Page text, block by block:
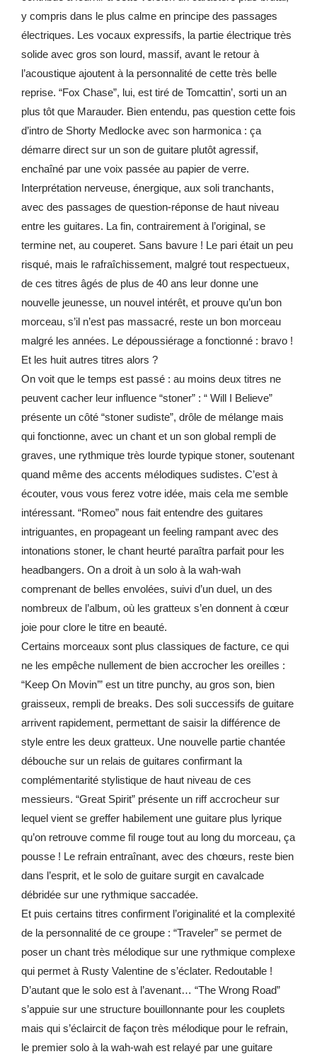
y compris dans le plus calme en principe des passages
électriques. Les vocaux expressifs, la partie électrique très
solide avec gros son lourd, massif, avant le retour à
l’acoustique ajoutent à la personnalité de cette très belle
reprise. “Fox Chase”, lui, est tiré de Tomcattin’, sorti un an
plus tôt que Marauder. Bien entendu, pas question cette fois
d’intro de Shorty Medlocke avec son harmonica : ça
démarre direct sur un son de guitare plutôt agressif,
enchaîné par une voix passée au papier de verre.
Interprétation nerveuse, énergique, aux soli tranchants,
avec des passages de question-réponse de haut niveau
entre les guitares. La fin, contrairement à l’original, se
termine net, au couperet. Sans bavure ! Le pari était un peu
risqué, mais le rafraîchissement, malgré tout respectueux,
de ces titres âgés de plus de 40 ans leur donne une
nouvelle jeunesse, un nouvel intérêt, et prouve qu’un bon
morceau, s’il n’est pas massacré, reste un bon morceau
malgré les années. Le dépoussiérage a fonctionné : bravo !
Et les huit autres titres alors ?
On voit que le temps est passé : au moins deux titres ne
peuvent cacher leur influence “stoner” : “ Will I Believe”
présente un côté “stoner sudiste”, drôle de mélange mais
qui fonctionne, avec un chant et un son global rempli de
graves, une rythmique très lourde typique stoner, soutenant
quand même des accents mélodiques sudistes. C’est à
écouter, vous vous ferez votre idée, mais cela me semble
intéressant. “Romeo” nous fait entendre des guitares
intriguantes, en propageant un feeling rampant avec des
intonations stoner, le chant heurté paraîtra parfait pour les
headbangers. On a droit à un solo à la wah-wah
comprenant de belles envolées, suivi d’un duel, un des
nombreux de l’album, où les gratteux s’en donnent à cœur
joie pour clore le titre en beauté.
Certains morceaux sont plus classiques de facture, ce qui
ne les empêche nullement de bien accrocher les oreilles :
“Keep On Movin’” est un titre punchy, au gros son, bien
graisseux, rempli de breaks. Des soli successifs de guitare
arrivent rapidement, permettant de saisir la différence de
style entre les deux gratteux. Une nouvelle partie chantée
débouche sur un relais de guitares confirmant la
complémentarité stylistique de haut niveau de ces
messieurs. “Great Spirit” présente un riff accrocheur sur
lequel vient se greffer habilement une guitare plus lyrique
qu’on retrouve comme fil rouge tout au long du morceau, ça
pousse ! Le refrain entraînant, avec des chœurs, reste bien
dans l’esprit, et le solo de guitare surgit en cavalcade
débridée sur une rythmique saccadée.
Et puis certains titres confirment l’originalité et la complexité
de la personnalité de ce groupe : “Traveler” se permet de
poser un chant très mélodique sur une rythmique complexe
qui permet à Rusty Valentine de s’éclater. Redoutable !
D’autant que le solo est à l’avenant… “The Wrong Road”
s’appuie sur une structure bouillonnante pour les couplets
mais qui s’éclaircit de façon très mélodique pour le refrain,
le premier solo à la wah-wah est relayé par une guitare